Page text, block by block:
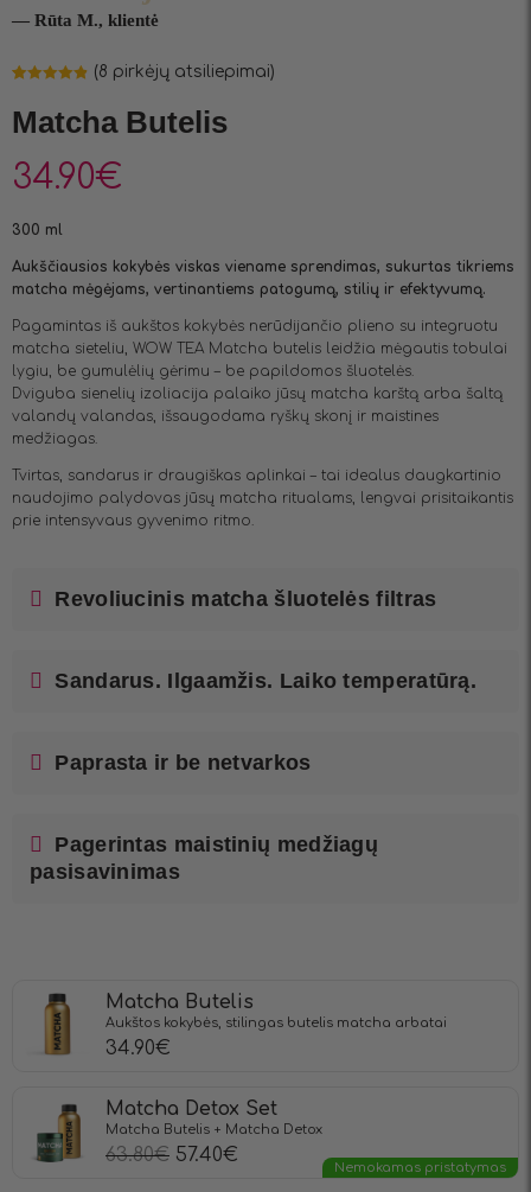
— Rūta M., klientė
(viso
įvertinimų:)
(8 pirkėjų atsiliepimai)
Matcha Butelis
34.90€
300 ml
Aukščiausios kokybės viskas viename sprendimas, sukurtas tikriems
matcha mėgėjams, vertinantiems patogumą, stilių ir efektyvumą.
Pagamintas iš aukštos kokybės nerūdijančio plieno su integruotu
matcha sieteliu, WOW TEA Matcha butelis leidžia mėgautis tobulai
lygiu, be gumulėlių gėrimu – be papildomos šluotelės.
Dviguba sienelių izoliacija palaiko jūsų matcha karštą arba šaltą
valandų valandas, išsaugodama ryškų skonį ir maistines
medžiagas.
Tvirtas, sandarus ir draugiškas aplinkai – tai idealus daugkartinio
naudojimo palydovas jūsų matcha ritualams, lengvai prisitaikantis
prie intensyvaus gyvenimo ritmo.
Revoliucinis matcha šluotelės filtras
Sandarus. Ilgaamžis. Laiko temperatūrą.
Paprasta ir be netvarkos
Pagerintas maistinių medžiagų
pasisavinimas
Matcha Butelis
Aukštos kokybės, stilingas butelis matcha arbatai
34.90€
Matcha Detox Set
Matcha Butelis + Matcha Detox
63.80€ 57.40€
Nemokamas pristatymas